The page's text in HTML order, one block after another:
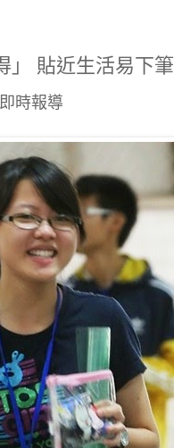
」 貼近生活易下筆
時報導